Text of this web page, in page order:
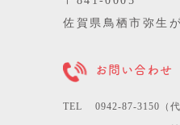
佐賀県鳥栖市弥生
お問い合わせ
TEL 0942-87-3150（代